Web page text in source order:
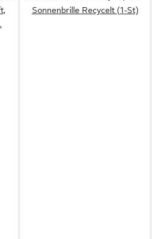
Sonnenbrille Recycelt (1-St)